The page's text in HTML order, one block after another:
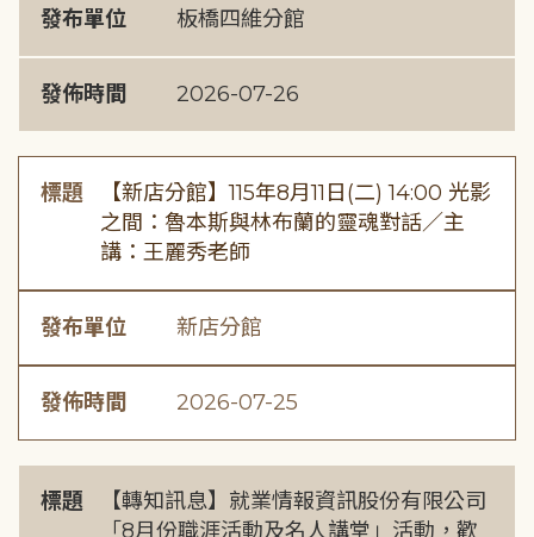
發布單位 板橋四維分館
發佈時間 2026-07-26
標題
【新店分館】115年8月11日(二) 14:00 光影
之間：魯本斯與林布蘭的靈魂對話／主
講：王麗秀老師
發布單位 新店分館
發佈時間 2026-07-25
標題
【轉知訊息】就業情報資訊股份有限公司
「8月份職涯活動及名人講堂」活動，歡